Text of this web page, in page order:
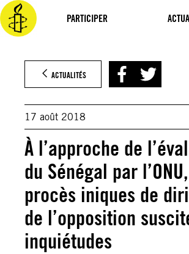
PARTICIPER
Aller
au
contenu
ACTUALITÉS
17 août 2018
À l’approche de
du Sénégal par
procès iniques de
de l’opposition
inquiétudes